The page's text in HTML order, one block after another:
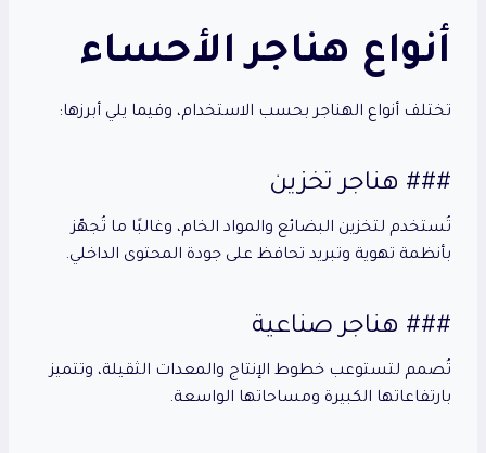
أنواع هناجر الأحساء
تختلف أنواع الهناجر بحسب الاستخدام، وفيما يلي أبرزها:
### هناجر تخزين
تُستخدم لتخزين البضائع والمواد الخام، وغالبًا ما تُجهّز
بأنظمة تهوية وتبريد تحافظ على جودة المحتوى الداخلي.
### هناجر صناعية
تُصمم لتستوعب خطوط الإنتاج والمعدات الثقيلة، وتتميز
بارتفاعاتها الكبيرة ومساحاتها الواسعة.